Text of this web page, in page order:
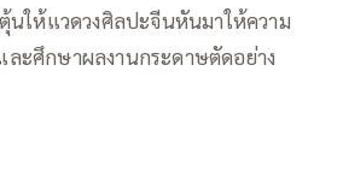
นให้แวดวงศิลปะจีนหันมาให้ความ
ะศึกษาผลงานกระดาษตัดอย่าง